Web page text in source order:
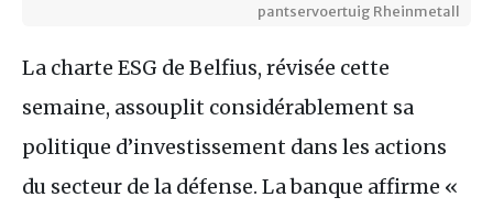
pantservoertuig Rheinmetall
La charte ESG de Belfius, révisée cette
semaine, assouplit considérablement sa
politique d’investissement dans les actions
du secteur de la défense. La banque affirme «